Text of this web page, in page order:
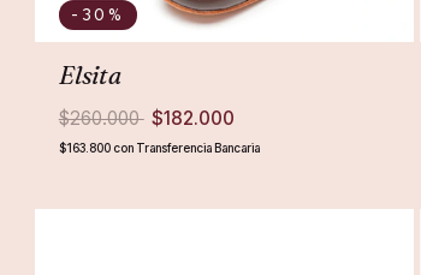
-30%
Elsita
$260.000 $182.000
$163.800 con Transferencia Bancaria